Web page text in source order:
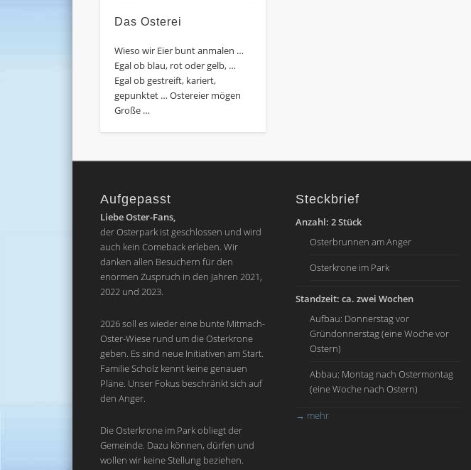
Das Osterei
Wieso wir Eier bunt anmalen …
Egal ob blau, rot oder gelb, …
Egal ob gestreift, kariert,
gepunktet … Ostereier mögen
Große …
Aufgepasst
Liebe Oster-Fans,
der Osterpark ist geschlossen und wird
auch kein Comeback erleben. Wir
danken allen Besuchern für den
enormen Zuspruch in den Jahren 2021,
2022 und 2023.
2026 soll es wieder eine bunte Mitmach-
Oster-Wiese rund um die Osterkrone
geben. Es sind neue Initiativen am Start.
Familie Scholz kennt keine genauen
Pläne. Unser Fokus beschränkt sich auf
den Anger.
Die Osterkrone im Park obliegt der
Gemeinde. Dazu können, dürfen und
wollen wir keine Stellung beziehen.
Steckbrief
Anzahl: 2 Stück
Osterbrunnen am Anger
Osterkrone im Park
Standzeit: ca. zwei Wochen
Aufbau: Donnerstag vor
Gründonnerstag (eine Woche vor
Ostern)
Abbau: Montag nach Ostermontag
(eine Woche nach Ostern)
→ mehr